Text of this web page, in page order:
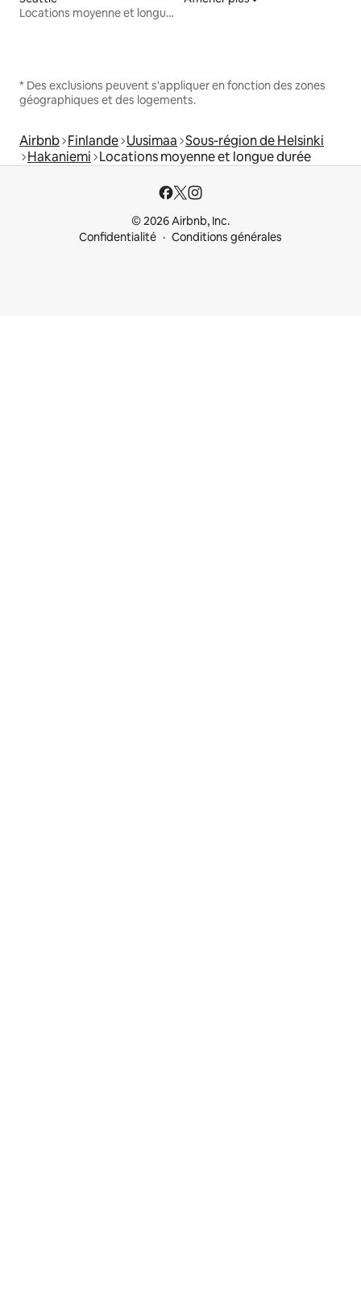
Locations moyenne et longue durée
* Des exclusions peuvent s'appliquer en fonction des zones
géographiques et des logements.
Airbnb Finlande Uusimaa Sous-région de Helsinki
Hakaniemi Locations moyenne et longue durée
© 2026 Airbnb, Inc.
Confidentialité
Conditions générales